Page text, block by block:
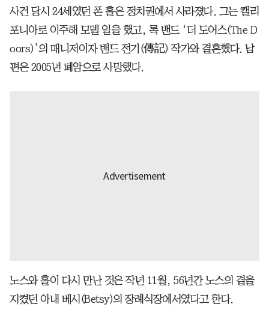
사건 당시 24세였던 폰 홀은 정치권에서 사라졌다. 그는 캘리
포니아로 이주해 모델 일을 했고, 록 밴드 ‘더 도어스(The D
oors)’의 매니저이자 밴드 전기(傳記) 작가와 결혼했다. 남
편은 2005년 폐암으로 사망했다.
노스와 홀이 다시 만난 것은 작년 11월, 56년간 노스의 곁을
지켰던 아내 베시(Betsy)의 장례식장에서였다고 한다.